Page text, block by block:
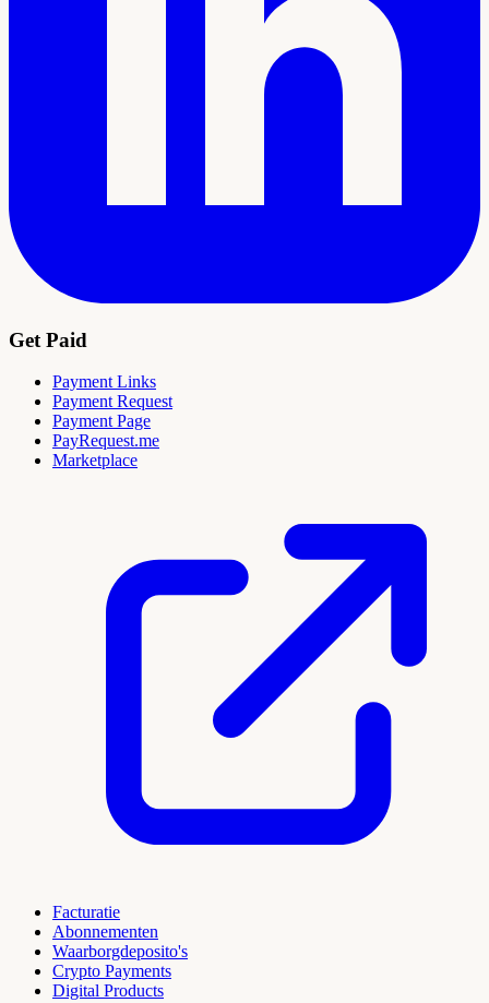
Get Paid
Payment Links
Payment Request
Payment Page
PayRequest.me
Marketplace
Facturatie
Abonnementen
Waarborgdeposito's
Crypto Payments
Digital Products